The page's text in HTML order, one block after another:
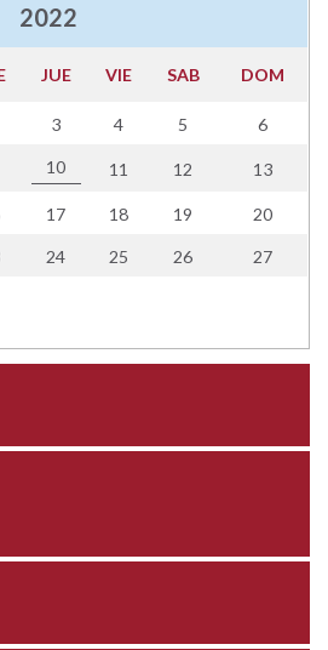
2022
JUE VIE SAB DOM
3 4 5 6
10 11 12 13
17 18 19 20
24 25 26 27